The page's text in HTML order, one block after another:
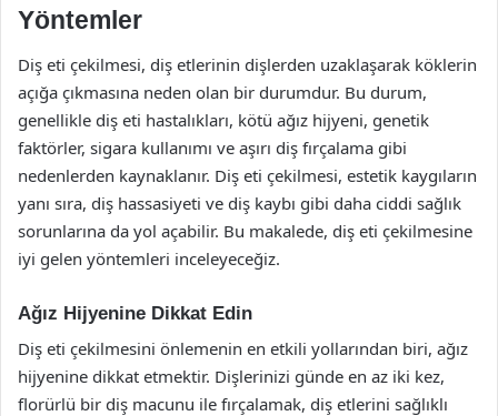
Yöntemler
Diş eti çekilmesi, diş etlerinin dişlerden uzaklaşarak köklerin
açığa çıkmasına neden olan bir durumdur. Bu durum,
genellikle diş eti hastalıkları, kötü ağız hijyeni, genetik
faktörler, sigara kullanımı ve aşırı diş fırçalama gibi
nedenlerden kaynaklanır. Diş eti çekilmesi, estetik kaygıların
yanı sıra, diş hassasiyeti ve diş kaybı gibi daha ciddi sağlık
sorunlarına da yol açabilir. Bu makalede, diş eti çekilmesine
iyi gelen yöntemleri inceleyeceğiz.
Ağız Hijyenine Dikkat Edin
Diş eti çekilmesini önlemenin en etkili yollarından biri, ağız
hijyenine dikkat etmektir. Dişlerinizi günde en az iki kez,
florürlü bir diş macunu ile fırçalamak, diş etlerini sağlıklı